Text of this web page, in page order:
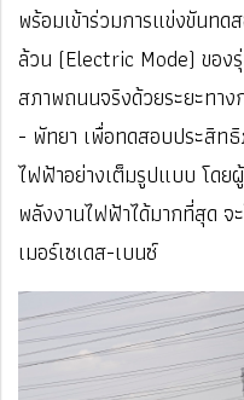
พร้อมเข้าร่วมการแข่งขันท
ล้วน (Electric Mode) ของ
สภาพถนนจริงด้วยระยะทา
- พัทยา เพื่อทดสอบประสิท
ไฟฟ้าอย่างเต็มรูปแบบ โดย
พลังงานไฟฟ้าได้มากที่สุด จ
เมอร์เซเดส-เบนซ์